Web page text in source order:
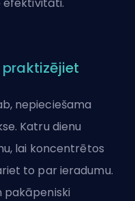
nepieciešama
Katru dienu
lai koncentrētos
to par ieradumu.
pakāpeniski